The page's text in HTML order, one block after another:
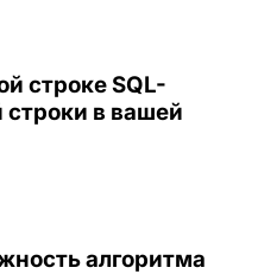
строке SQL-
строки в вашей
алгоритма